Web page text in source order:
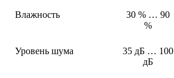
Влажность
30 % … 90
%
Уровень шума
35 дБ … 100
дБ